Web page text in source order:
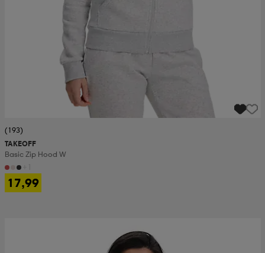
(193)
TAKEOFF
Basic Zip Hood W
17,99